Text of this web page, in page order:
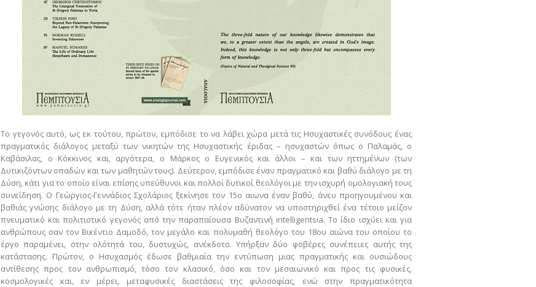
Το γεγονός αυτό, ως εκ τούτου, πρώτον, εμπόδισε το να λάβει χώρα μετά τις Ησυχαστικές συνόδους ένας
πραγματικός διάλογος μεταξύ των νικητών της Ησυχαστικής έριδας – ησυχαστών όπως ο Παλαμάς, ο
Καβάσιλας, ο Κόκκινος και, αργότερα, ο Μάρκος ο Ευγενικός και άλλοι – και των ηττημένων (των
Δυτικιζόντων οπαδών και των μαθητών τους). Δεύτερον, εμπόδισε έναν πραγματικό και βαθύ διάλογο με τη
Δύση, κάτι για το οποίο είναι επίσης υπεύθυνοι και πολλοί δυτικοί θεολόγοι με την ισχυρή ομολογιακή τους
συνείδηση. Ο Γεώργιος-Γεννάδιος Σχολάριος ξεκίνησε τον 15ο αιωνα έναν βαθύ, άνευ προηγουμένου και
βαθιάς γνώσης διάλογο με τη Δύση, αλλά τότε ήταν πλέον αδύνατον να υποστηριχθεί ένα τέτοιο μείζον
πνευματικό και πολιτιστικό γεγονός από την παραπαίουσα Βυζαντινή intelligentsia. Το ίδιο ισχύει και για
ανθρώπους σαν τον Βικέντιο Δαμοδό, τον μεγάλο και πολυμαθή θεολόγο του 18ου αιώνα του οποίου το
έργο παραμένει, στην ολότητά του, δυστυχώς, ανέκδοτο. Υπήρξαν δύο φοβέρες συνέπειες αυτής της
κατάστασης. Πρώτον, ο Ησυχασμός έδωσε βαθμιαία την εντύπωση μιας πραγματικής και ουσιώδους
αντίθεσης προς τον ανθρωπισμό, τόσο τον κλασικό, όσο και τον μεσαιωνικό και προς τις φυσικές,
κοσμολογικές και, εν μέρει, μεταφυσικές διαστάσεις της φιλοσοφίας, ενώ στην πραγματικότητα